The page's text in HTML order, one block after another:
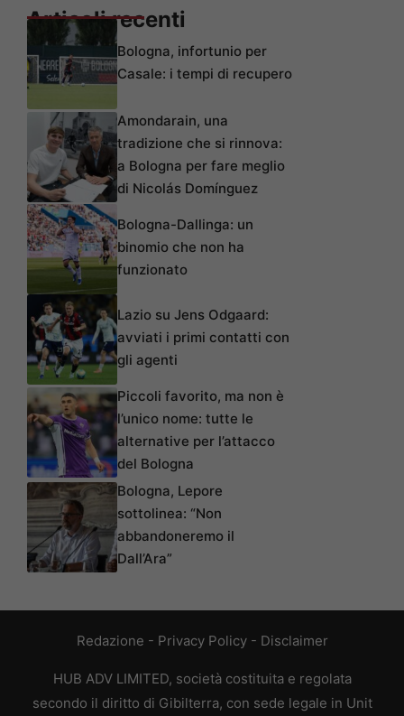
Articoli recenti
Bologna, infortunio per
Casale: i tempi di recupero
Amondarain, una
tradizione che si rinnova:
a Bologna per fare meglio
di Nicolás Domínguez
Bologna-Dallinga: un
binomio che non ha
funzionato
Lazio su Jens Odgaard:
avviati i primi contatti con
gli agenti
Piccoli favorito, ma non è
l’unico nome: tutte le
alternative per l’attacco
del Bologna
Bologna, Lepore
sottolinea: “Non
abbandoneremo il
Dall’Ara”
Redazione - Privacy Policy- Disclaimer
HUB ADV LIMITED, società costituita e regolata
secondo il diritto di Gibilterra, con sede legale in Unit